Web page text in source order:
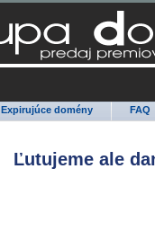
Expirujúce domény FAQ
Ľutujeme ale